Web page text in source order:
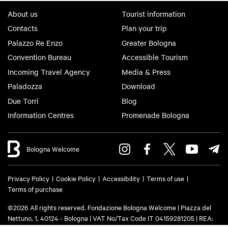
About us
Contacts
Palazzo Re Enzo
Convention Bureau
Incoming Travel Agency
Paladozza
Due Torri
Information Centres
Tourist information
Plan your trip
Greater Bologna
Accessible Tourism
Media & Press
Download
Blog
Promenade Bologna
Bologna Welcome
Privacy Policy Cookie Policy Accessibility
Terms of use
Terms of purchase
©2026 All rights reserved. Fondazione Bologna Welcome | Piazza del
Nettuno, 1, 40124 - Bologna | VAT No/Tax Code IT 04159281205 | REA: